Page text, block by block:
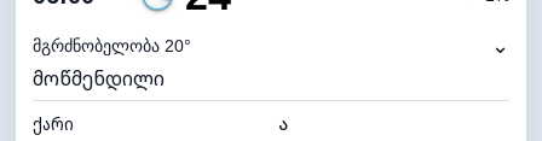
ნამის წერტილი
ხილვადობა
განათების ინდექსი 0 (ბნელი)
მგრძნობელობა 20° ⌄
მოწმენდილი
ქარი
ა